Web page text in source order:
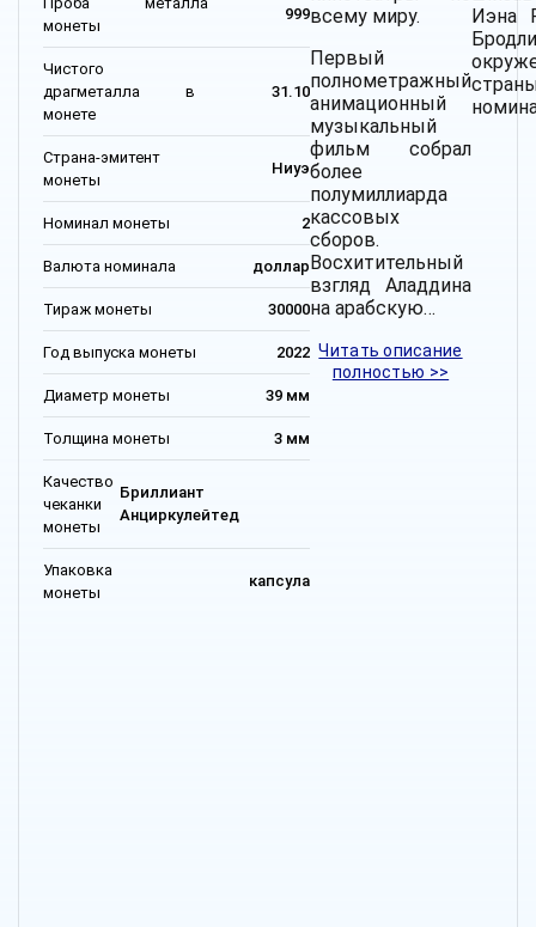
монеты
999
Чистого
драгметалла в
монете
31.10
Страна-эмитент
монеты
Ниуэ
Номинал монеты 2
Валюта номинала доллар
Тираж монеты 30000
Год выпуска монеты 2022
Диаметр монеты 39 мм
Толщина монеты 3 мм
Качество
чеканки
монеты
Бриллиант
Анциркулейтед
Упаковка
монеты
капсула
всему миру.
Первый
полнометражный
анимационный
музыкальный
фильм собрал
более
полумиллиарда
кассовых
сборов.
Восхитительный
взгляд Аладдина
на арабскую…
Читать описание
полностью >>
Иэна